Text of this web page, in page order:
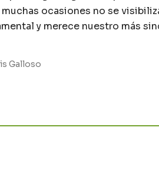
ocasiones no se
y merece nuestro más
Galloso